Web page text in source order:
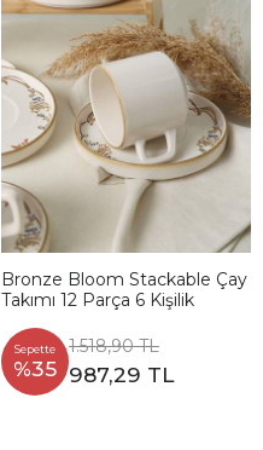
Bronze Bloom Stackable Çay
Takımı 12 Parça 6 Kişilik
Sepette
%35
1.518,90 TL
987,29 TL